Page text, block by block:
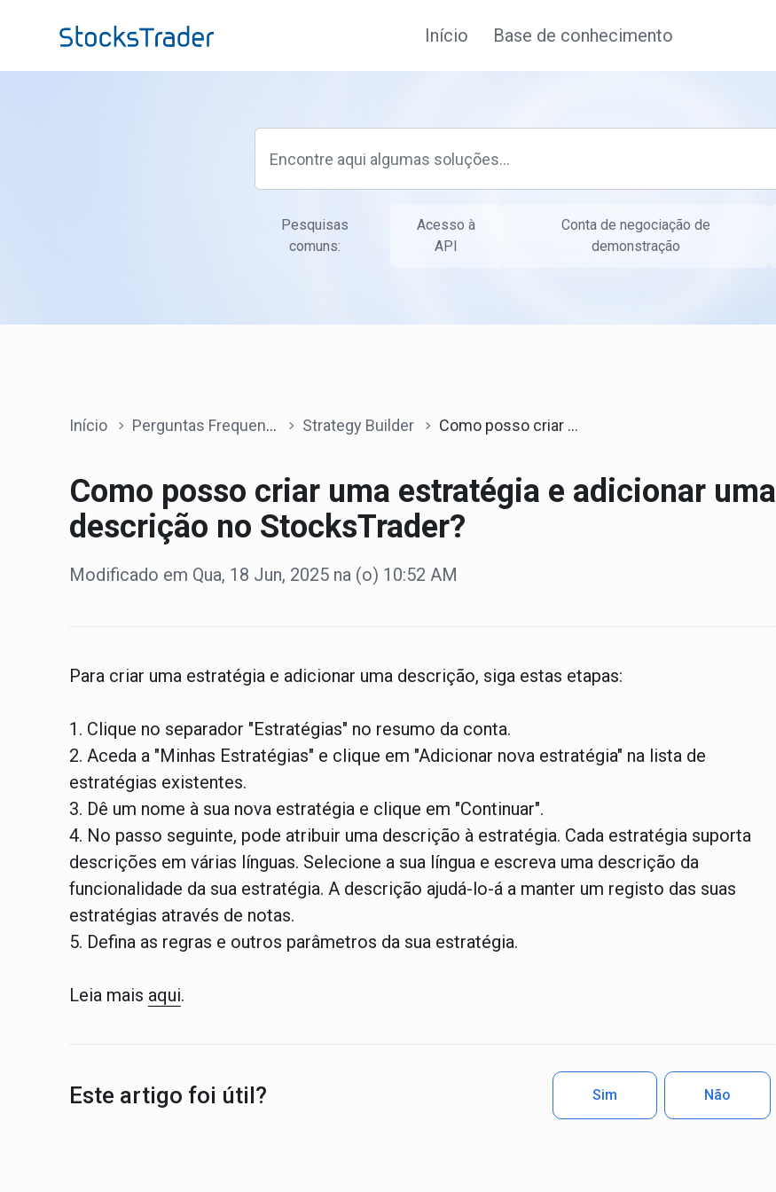
Início Base de conhecimento
Pesquisas
comuns:
Acesso à
API
Conta de negociação de
demonstração
Início Perguntas Frequentes Strategy Builder Como posso criar uma estratégia e adicionar uma descrição no StocksTrader?
Como posso criar uma estratégia e adicionar uma
descrição no StocksTrader?
Modificado em Qua, 18 Jun, 2025 na (o) 10:52 AM
Para criar uma estratégia e adicionar uma descrição, siga estas etapas:
1. Clique no separador "Estratégias" no resumo da conta.
2. Aceda a "Minhas Estratégias" e clique em "Adicionar nova estratégia" na lista de
estratégias existentes.
3. Dê um nome à sua nova estratégia e clique em "Continuar".
4. No passo seguinte, pode atribuir uma descrição à estratégia. Cada estratégia suporta
descrições em várias línguas. Selecione a sua língua e escreva uma descrição da
funcionalidade da sua estratégia. A descrição ajudá-lo-á a manter um registo das suas
estratégias através de notas.
5. Defina as regras e outros parâmetros da sua estratégia.
Leia mais aqui.
Este artigo foi útil? Não
Sim